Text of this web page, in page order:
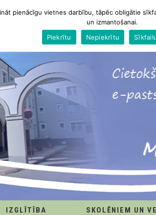
IZGLĪTĪBA SKOLĒNIEM UN
pienācīgu vietnes darbību, tāpēc obligātie
un izmantošanai.
Piekrītu
Nepiekrītu